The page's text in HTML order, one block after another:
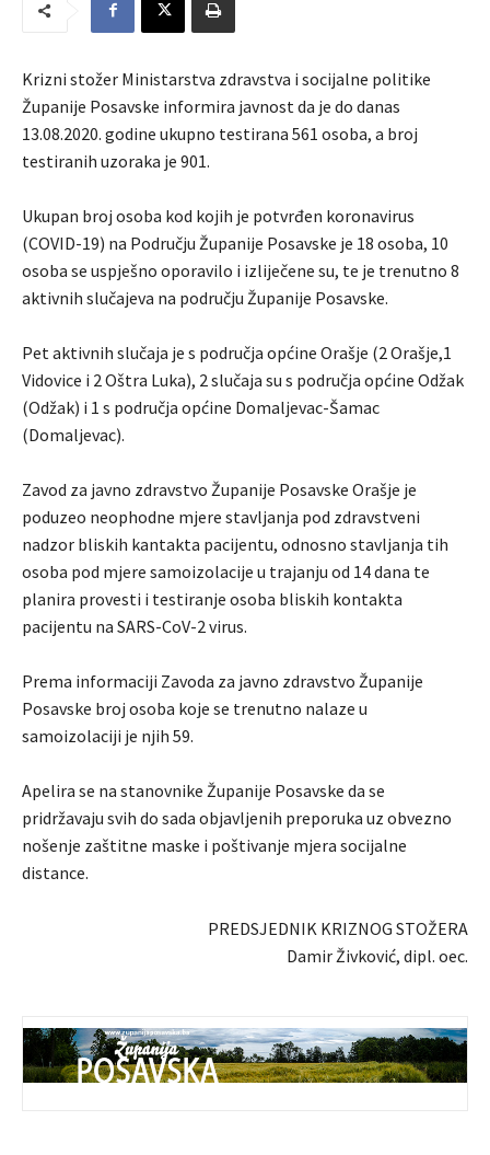
Krizni stožer Ministarstva zdravstva i socijalne politike
Županije Posavske informira javnost da je do danas
13.08.2020. godine ukupno testirana 561 osoba, a broj
testiranih uzoraka je 901.
Ukupan broj osoba kod kojih je potvrđen koronavirus
(COVID-19) na Području Županije Posavske je 18 osoba, 10
osoba se uspješno oporavilo i izliječene su, te je trenutno 8
aktivnih slučajeva na području Županije Posavske.
Pet aktivnih slučaja je s područja općine Orašje (2 Orašje,1
Vidovice i 2 Oštra Luka), 2 slučaja su s područja općine Odžak
(Odžak) i 1 s područja općine Domaljevac-Šamac
(Domaljevac).
Zavod za javno zdravstvo Županije Posavske Orašje je
poduzeo neophodne mjere stavljanja pod zdravstveni
nadzor bliskih kantakta pacijentu, odnosno stavljanja tih
osoba pod mjere samoizolacije u trajanju od 14 dana te
planira provesti i testiranje osoba bliskih kontakta
pacijentu na SARS-CoV-2 virus.
Prema informaciji Zavoda za javno zdravstvo Županije
Posavske broj osoba koje se trenutno nalaze u
samoizolaciji je njih 59.
Apelira se na stanovnike Županije Posavske da se
pridržavaju svih do sada objavljenih preporuka uz obvezno
nošenje zaštitne maske i poštivanje mjera socijalne
distance.
PREDSJEDNIK KRIZNOG STOŽERA
Damir Živković, dipl. oec.